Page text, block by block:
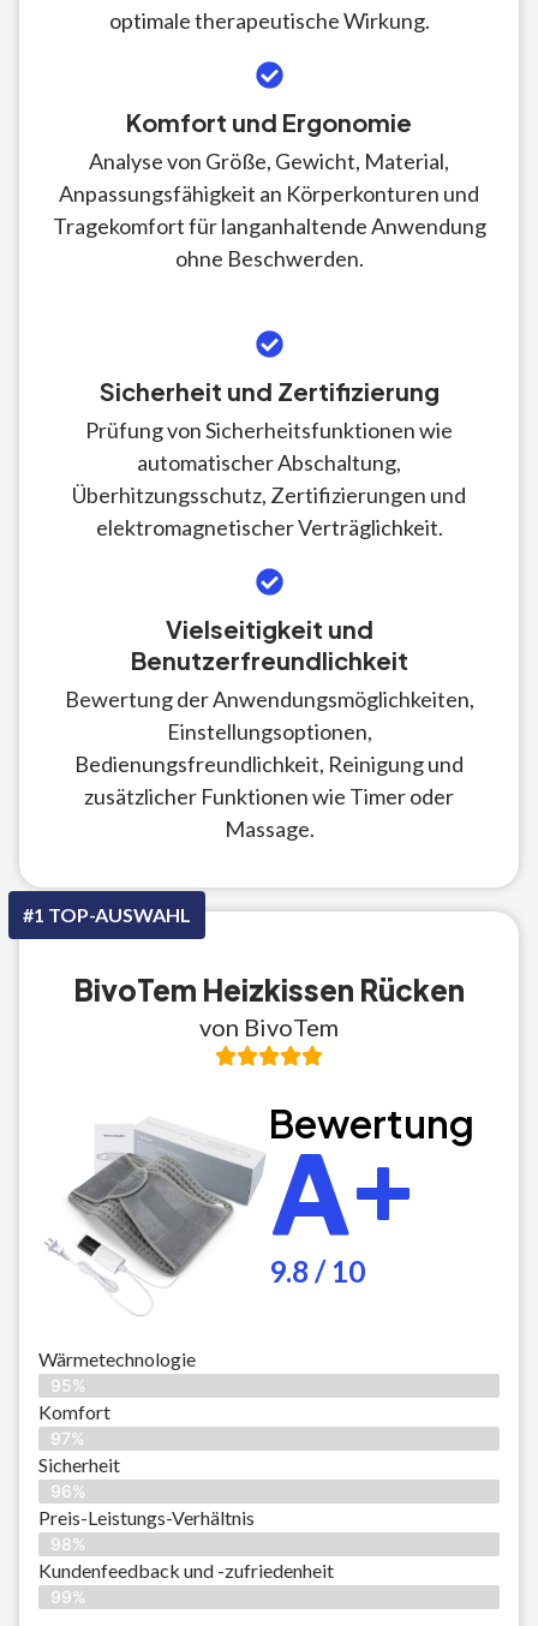
optimale therapeutische Wirkung.
Komfort und Ergonomie
Analyse von Größe, Gewicht, Material,
Anpassungsfähigkeit an Körperkonturen und
Tragekomfort für langanhaltende Anwendung
ohne Beschwerden.
Sicherheit und Zertifizierung
Prüfung von Sicherheitsfunktionen wie
automatischer Abschaltung,
Überhitzungsschutz, Zertifizierungen und
elektromagnetischer Verträglichkeit.
Vielseitigkeit und
Benutzerfreundlichkeit
Bewertung der Anwendungsmöglichkeiten,
Einstellungsoptionen,
Bedienungsfreundlichkeit, Reinigung und
zusätzlicher Funktionen wie Timer oder
Massage.
#1 TOP-AUSWAHL
BivoTem Heizkissen Rücken
von BivoTem
Bewertung
A+
9.8 / 10
Wärmetechnologie
95%
Komfort
97%
Sicherheit
96%
Preis-Leistungs-Verhältnis
98%
Kundenfeedback und -zufriedenheit
99%